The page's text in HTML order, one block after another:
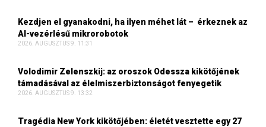
Kezdjen el gyanakodni, ha ilyen méhet lát – érkeznek az
AI-vezérlésű mikrorobotok
2026. AUGUSZTUS 9. 11:31
Volodimir Zelenszkij: az oroszok Odessza kikötőjének
támadásával az élelmiszerbiztonságot fenyegetik
2026. AUGUSZTUS 9. 13:32
Tragédia New York kikötőjében: életét vesztette egy 27